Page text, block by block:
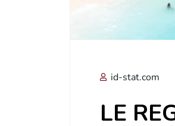
id-stat.com
LE